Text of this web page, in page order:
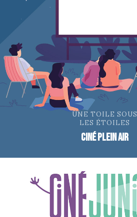
UNE TOILE SOUS
LES ÉTOILES
ciné plein air